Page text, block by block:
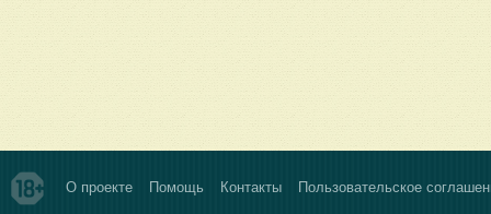
О проекте Помощь Контакты Пользовательское